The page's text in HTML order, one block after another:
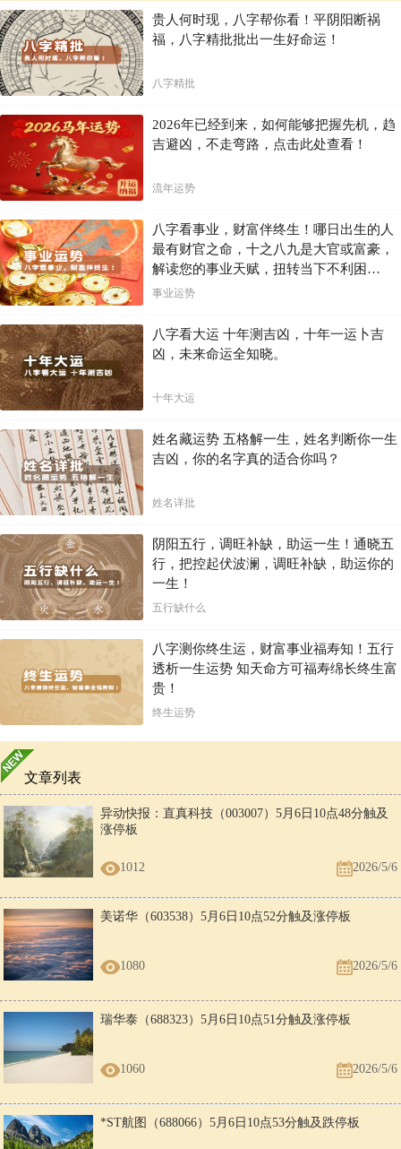
贵人何时现，八字帮你看！平阴阳断祸
福，八字精批批出一生好命运！
八字精批
2026年已经到来，如何能够把握先机，趋
吉避凶，不走弯路，点击此处查看！
流年运势
八字看事业，财富伴终生！哪日出生的人
最有财官之命，十之八九是大官或富豪，
解读您的事业天赋，扭转当下不利困
局！！
事业运势
八字看大运 十年测吉凶，十年一运卜吉
凶，未来命运全知晓。
十年大运
姓名藏运势 五格解一生，姓名判断你一生
吉凶，你的名字真的适合你吗？
姓名详批
阴阳五行，调旺补缺，助运一生！通晓五
行，把控起伏波澜，调旺补缺，助运你的
一生！
五行缺什么
八字测你终生运，财富事业福寿知！五行
透析一生运势 知天命方可福寿绵长终生富
贵！
终生运势
文章列表
异动快报：直真科技（003007）5月6日10点48分触及
涨停板
1012 2026/5/6
美诺华（603538）5月6日10点52分触及涨停板
1080 2026/5/6
瑞华泰（688323）5月6日10点51分触及涨停板
1060 2026/5/6
*ST航图（688066）5月6日10点53分触及跌停板